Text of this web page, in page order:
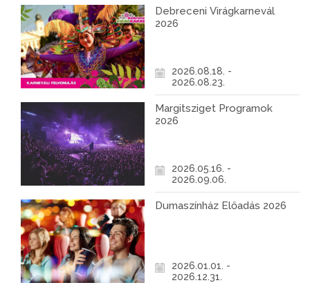
Debreceni Virágkarnevál
2026
2026.08.18. -
2026.08.23.
Margitsziget Programok
2026
2026.05.16. -
2026.09.06.
Dumaszínház Előadás 2026
2026.01.01. -
2026.12.31.